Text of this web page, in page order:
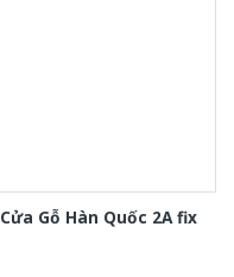
Cửa Gỗ Hàn Quốc 2A fix